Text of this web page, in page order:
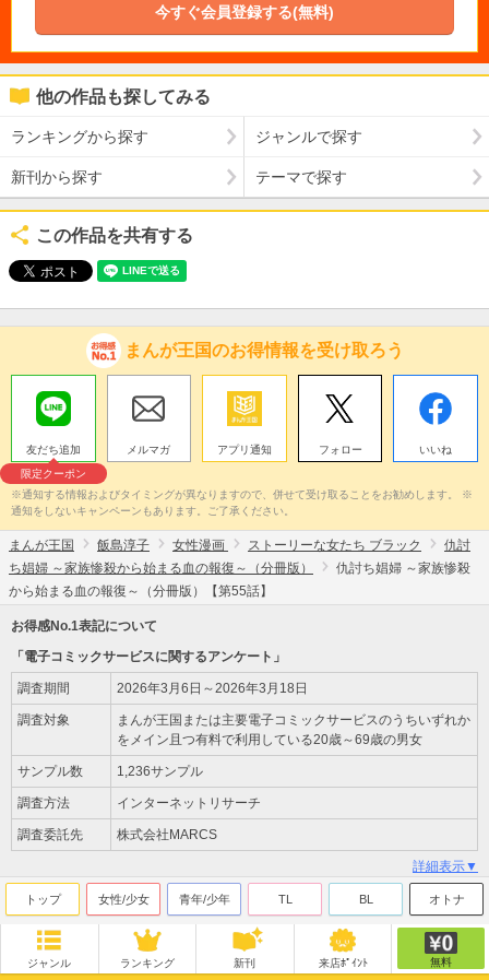
今すぐ会員登録する(無料)
他の作品も探してみる
ランキングから探す ジャンルで探す
新刊から探す テーマで探す
この作品を共有する
まんが王国のお得情報を受け取ろう
友だち追加
限定クーポン
メルマガ アプリ通知 フォロー いいね
※通知する情報およびタイミングが異なりますので、併せて受け取ることをお勧めします。 ※
通知をしないキャンペーンもあります。ご了承ください。
まんが王国 飯島淳子 女性漫画 ストーリーな女たち ブラック
仇討
ち娼婦 ～家族惨殺から始まる血の報復～（分冊版）
仇討ち娼婦 ～家族惨殺
から始まる血の報復～（分冊版）【第55話】
お得感No.1表記について
「電子コミックサービスに関するアンケート」
調査期間 2026年3月6日～2026年3月18日
調査対象
まんが王国または主要電子コミックサービスのうちいずれか
をメイン且つ有料で利用している20歳～69歳の男女
サンプル数 1,236サンプル
調査方法 インターネットリサーチ
調査委託先 株式会社MARCS
詳細表示▼
トップ 女性/少女 青年/少年 TL BL オトナ
ジャンル ランキング 新刊 来店ﾎﾟｲﾝﾄ 無料